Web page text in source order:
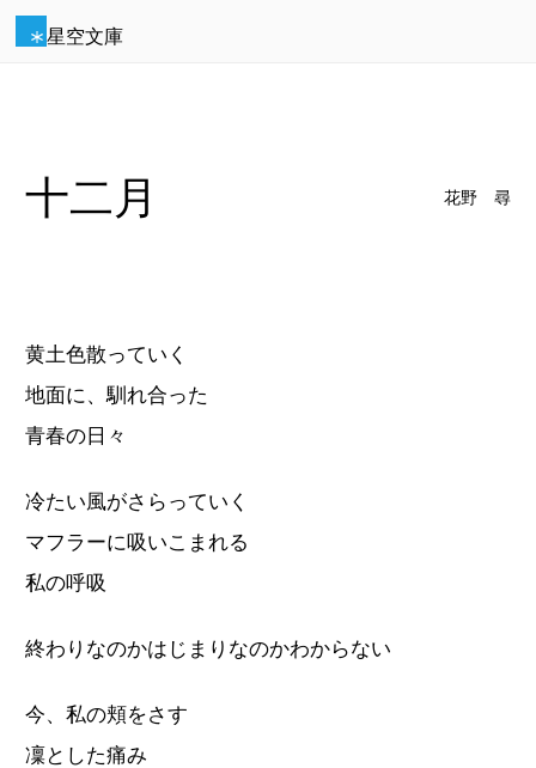
星空文庫
十二月 花野 尋
黄土色散っていく
地面に、馴れ合った
青春の日々
冷たい風がさらっていく
マフラーに吸いこまれる
私の呼吸
終わりなのかはじまりなのかわからない
今、私の頬をさす
凜とした痛み